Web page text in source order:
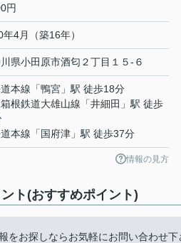
円
年4月（築16年）
県小田原市酒匂 ２丁目１５-６
本線 「鴨宮 」駅 徒歩18分
根鉄道大雄山線 「井細田 」駅 徒歩
本線 「 国府津 」駅 徒歩37分
情報の見方
ト(おすすめポイント)
をお探しならお気軽にお問い合わせ下